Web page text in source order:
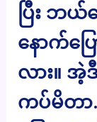
ပြီး ဘယ်
နောက်ပြ
လား။ အဲ့
ကပ်မိတာ